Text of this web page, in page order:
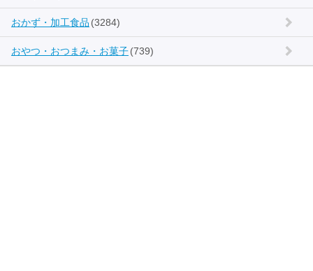
おかず・加工食品 (3284)
おやつ・おつまみ・お菓子(739)